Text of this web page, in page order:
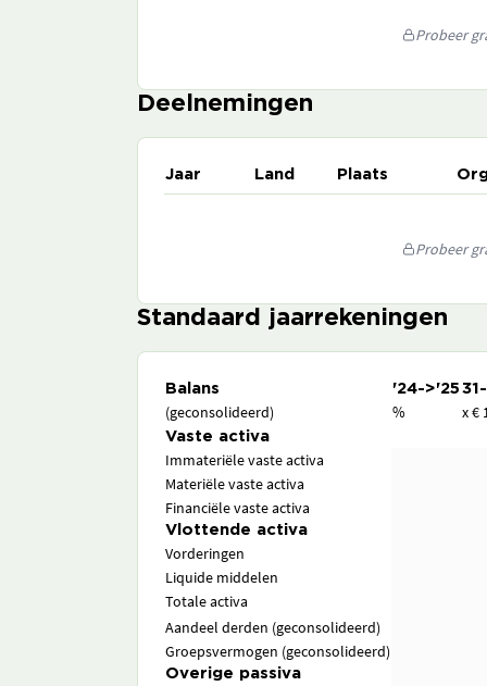
Probeer
Deelnemingen
Jaar Land Plaats
Probeer
Standaard jaarrekeningen
Balans '24->'25
(geconsolideerd) % x €
Vaste activa
Immateriële vaste activa
Materiële vaste activa
Financiële vaste activa
Vlottende activa
Vorderingen
Liquide middelen
Totale activa
Aandeel derden (geconsolideerd)
Groepsvermogen (geconsolideerd)
Overige passiva